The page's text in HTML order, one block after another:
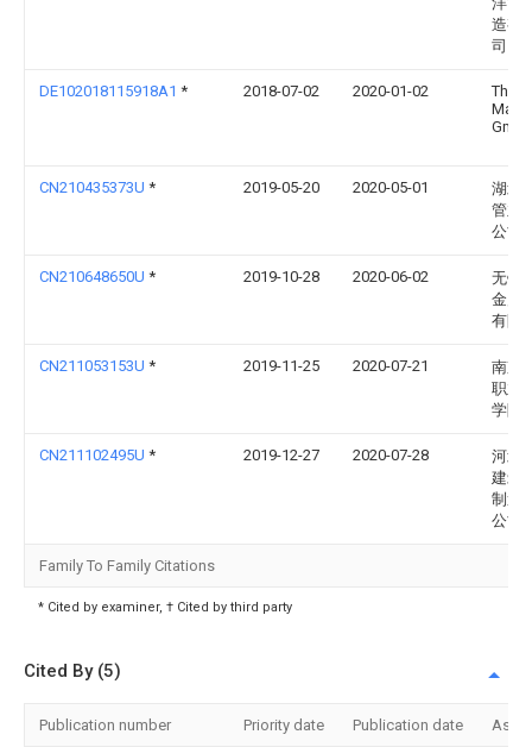
造有
司
DE102018115918A1 * 2018-07-02 2020-01-02
Gmbh
CN210435373U * 2019-05-20 2020-05-01
湖北
管业
公司
CN210648650U * 2019-10-28 2020-06-02
无锡
金属
有限
CN211053153U * 2019-11-25 2020-07-21
南京
职业
学院
CN211102495U * 2019-12-27 2020-07-28
河北
建筑
制造
公司
Family To Family Citations
* Cited by examiner, † Cited by third party
Cited By (5)
Publication number Priority date Publication date